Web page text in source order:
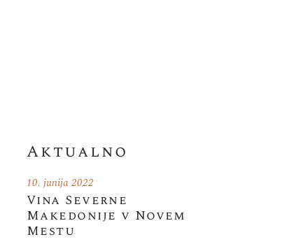
Aktualno
Vina Severne
Makedonije v Novem
Mestu
10. junija 2022